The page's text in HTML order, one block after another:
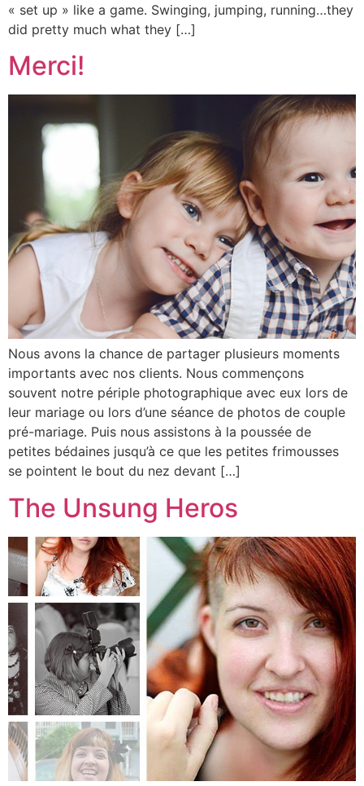
« set up » like a game. Swinging, jumping, running…they
did pretty much what they […]
Merci!
Nous avons la chance de partager plusieurs moments
importants avec nos clients. Nous commençons
souvent notre périple photographique avec eux lors de
leur mariage ou lors d’une séance de photos de couple
pré-mariage. Puis nous assistons à la poussée de
petites bédaines jusqu’à ce que les petites frimousses
se pointent le bout du nez devant […]
The Unsung Heros